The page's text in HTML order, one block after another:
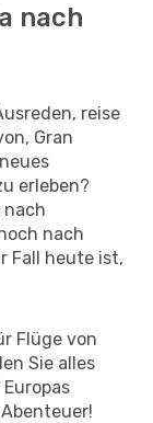
nach
reise
Gran
erleben?
nach
nach
Fall heute ist,
Flüge von
Sie alles